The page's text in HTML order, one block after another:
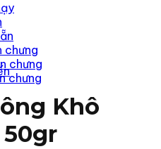
chưng
chưng
chưng
Khô
50gr